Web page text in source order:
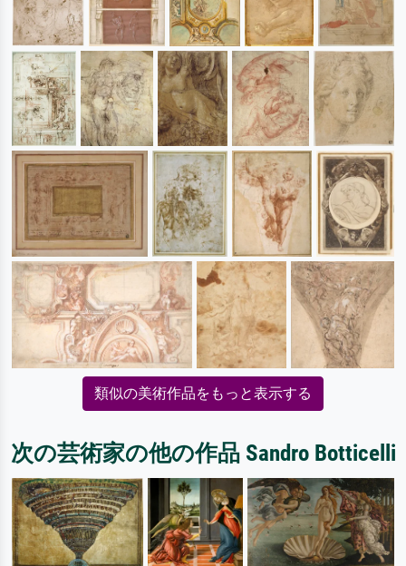
類似の美術作品をもっと表示する
次の芸術家の他の作品 Sandro Botticelli